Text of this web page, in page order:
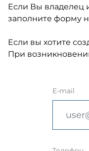
Если Вы владелец
заполните форму
Если вы хотите
При
E-mail